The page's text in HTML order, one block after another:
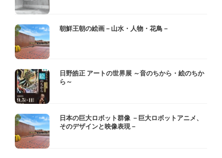
朝鮮王朝の絵画－山水・人物・花鳥－
日野皓正 アートの世界展 ～音のちから・絵のちか
ら～
日本の巨大ロボット群像 －巨大ロボットアニメ、
そのデザインと映像表現－